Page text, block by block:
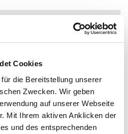
Cookies
die Bereitstellung unserer
Zwecken. Wir geben
auf unserer Webseite
Mit Ihrem aktiven Anklicken der
und des entsprechenden